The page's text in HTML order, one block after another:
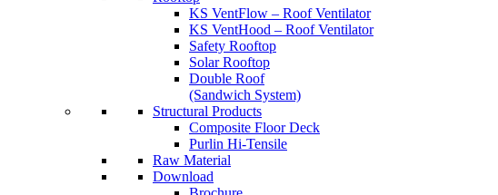
KS VentFlow – Roof Ventilator
KS VentHood – Roof Ventilator
Safety Rooftop
Solar Rooftop
Double Roof
(Sandwich System)
Structural Products
Composite Floor Deck
Purlin Hi-Tensile
Raw Material
Download